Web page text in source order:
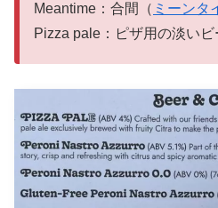
Meantime：合間（ ミーンタ
Pizza pale：ピザ用の淡いビ